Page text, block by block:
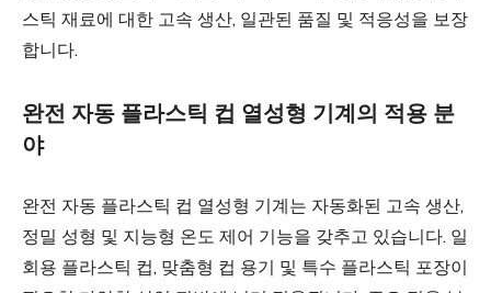
스틱 재료에 대한 고속 생산, 일관된 품질 및 적응성을 보장
합니다.
완전 자동 플라스틱 컵 열성형 기계의 적용 분
야
완전 자동 플라스틱 컵 열성형 기계는 자동화된 고속 생산,
정밀 성형 및 지능형 온도 제어 기능을 갖추고 있습니다. 일
회용 플라스틱 컵, 맞춤형 컵 용기 및 특수 플라스틱 포장이